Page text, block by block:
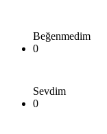
Beğenmedim
0
Sevdim
0